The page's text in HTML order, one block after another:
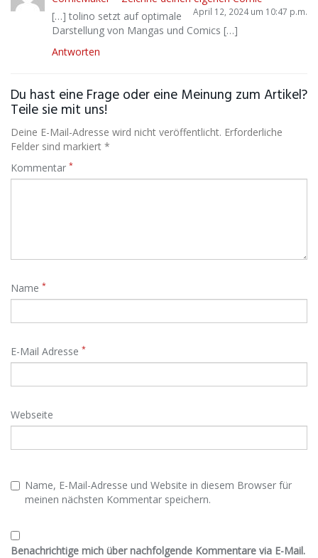
April 12, 2024 um 10:47 p.m.
[…] tolino setzt auf optimale
Darstellung von Mangas und Comics […]
Antworten
Du hast eine Frage oder eine Meinung zum Artikel?
Teile sie mit uns!
Deine E-Mail-Adresse wird nicht veröffentlicht. Erforderliche
Felder sind markiert *
Kommentar *
Name *
E-Mail Adresse *
Webseite
Name, E-Mail-Adresse und Website in diesem Browser für
meinen nächsten Kommentar speichern.
Benachrichtige mich über nachfolgende Kommentare via E-Mail.